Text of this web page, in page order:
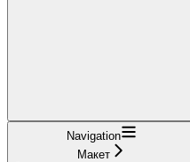
Navigation
Макет